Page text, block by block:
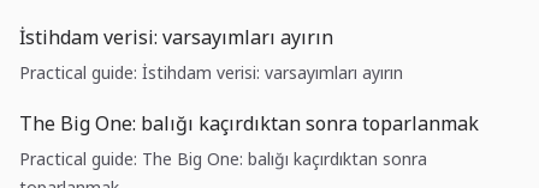
İstihdam verisi: varsayımları ayırın
Practical guide: İstihdam verisi: varsayımları ayırın
The Big One: balığı kaçırdıktan sonra toparlanmak
Practical guide: The Big One: balığı kaçırdıktan sonra